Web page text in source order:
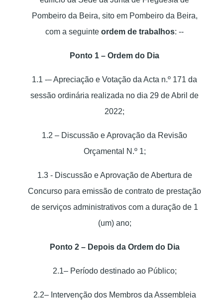
Pombeiro da Beira, sito em Pombeiro da Beira,
com a seguinte ordem de trabalhos: --
Ponto 1 – Ordem do Dia
1.1 -– Apreciação e Votação da Acta n.º 171 da
sessão ordinária realizada no dia 29 de Abril de
2022;
1.2 – Discussão e Aprovação da Revisão
Orçamental N.º 1;
1.3 - Discussão e Aprovação de Abertura de
Concurso para emissão de contrato de prestação
de serviços administrativos com a duração de 1
(um) ano;
Ponto 2 – Depois da Ordem do Dia
2.1– Período destinado ao Público;
2.2– Intervenção dos Membros da Assembleia